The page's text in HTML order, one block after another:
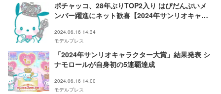
ポチャッコ、28年ぶりTOP2入り はぴだんぶいメ
ンバー躍進にネット歓喜【2024年サンリオキャラ
2024.06.16 14:34
モデルプレス
「2024年サンリオキャラクター大賞」結果発表 シ
ナモロールが自身初の5連覇達成
2024.06.16 14:00
モデルプレス